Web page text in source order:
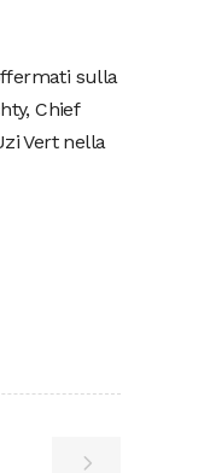
sulla
Chief
Vert nella